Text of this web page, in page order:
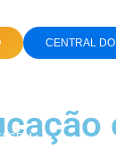
CENTRAL